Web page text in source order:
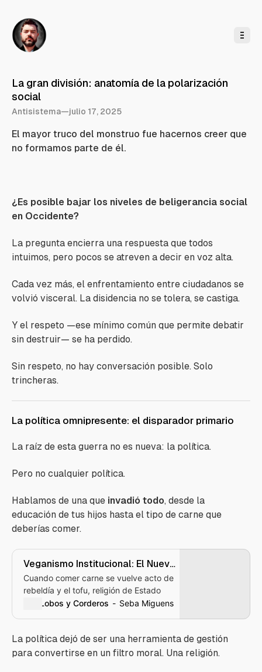
La gran división: anatomía de la polarización
social
Antisistema—julio 17, 2025
El mayor truco del monstruo fue hacernos creer que
no formamos parte de él.
¿Es posible bajar los niveles de beligerancia social
en Occidente?
La pregunta encierra una respuesta que todos
intuimos, pero pocos se atreven a decir en voz alta.
Cada vez más, el enfrentamiento entre ciudadanos se
volvió visceral. La disidencia no se tolera, se castiga.
Y el respeto —ese mínimo común que permite debatir
sin destruir— se ha perdido.
Sin respeto, no hay conversación posible. Solo
trincheras.
La política omnipresente: el disparador primario
La raíz de esta guerra no es nueva: la política.
Pero no cualquier política.
Hablamos de una que invadió todo, desde la
educación de tus hijos hasta el tipo de carne que
deberías comer.
Veganismo Institucional: El Nuevo
Caballo de Troya Estatal
Cuando comer carne se vuelve acto de
rebeldía y el tofu, religión de Estado
Lobos y Corderos
Seba Miguens
La política dejó de ser una herramienta de gestión
para convertirse en un filtro moral. Una religión.